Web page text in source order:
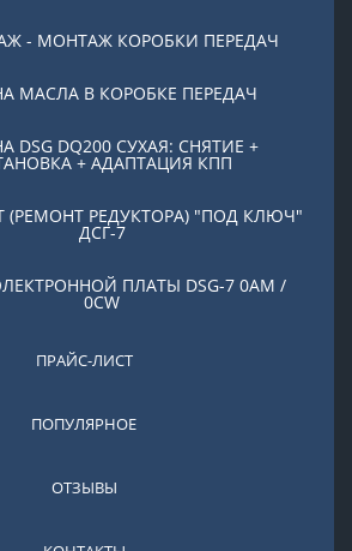
- МОНТАЖ КОРОБКИ ПЕРЕДАЧ
МАСЛА В КОРОБКЕ ПЕРЕДАЧ
DSG DQ200 СУХАЯ: СНЯТИЕ +
+ АДАПТАЦИЯ КПП
(РЕМОНТ РЕДУКТОРА) "ПОД КЛЮЧ"
ДСГ-7
ПЛАТЫ DSG-7 0AM /
0CW
ПРАЙС-ЛИСТ
ПОПУЛЯРНОЕ
ОТЗЫВЫ